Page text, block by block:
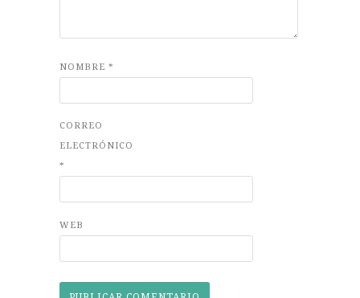
NOMBRE *
CORREO
ELECTRÓNICO
*
WEB